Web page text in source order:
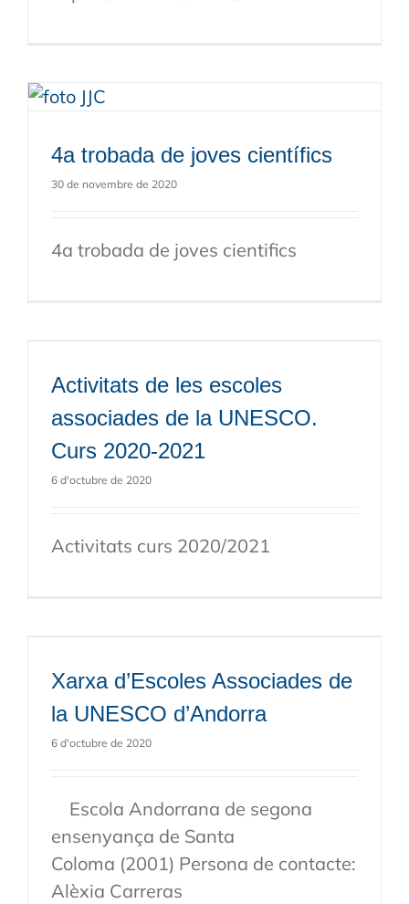
4a trobada de joves científics
30 de novembre de 2020
4a trobada de joves cientifics
Activitats de les escoles
associades de la UNESCO.
Curs 2020-2021
6 d'octubre de 2020
Activitats curs 2020/2021
Xarxa d’Escoles Associades de
la UNESCO d’Andorra
6 d'octubre de 2020
Escola Andorrana de segona
ensenyança de Santa
Coloma (2001) Persona de contacte:
Alèxia Carreras